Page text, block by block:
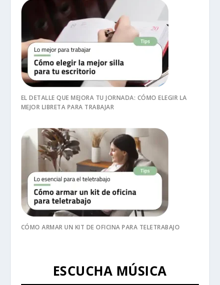
EL DETALLE QUE MEJORA TU JORNADA: CÓMO ELEGIR LA
MEJOR LIBRETA PARA TRABAJAR
CÓMO ARMAR UN KIT DE OFICINA PARA TELETRABAJO
ESCUCHA MÚSICA